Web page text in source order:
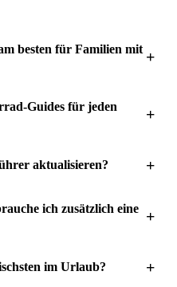
besten für Familien mit +
Guides für jeden
+
aktualisieren? +
ich zusätzlich eine +
im Urlaub? +